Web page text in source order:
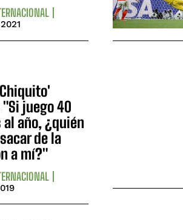
"Si juego 40
año, ¿quién
de la
a mí?"